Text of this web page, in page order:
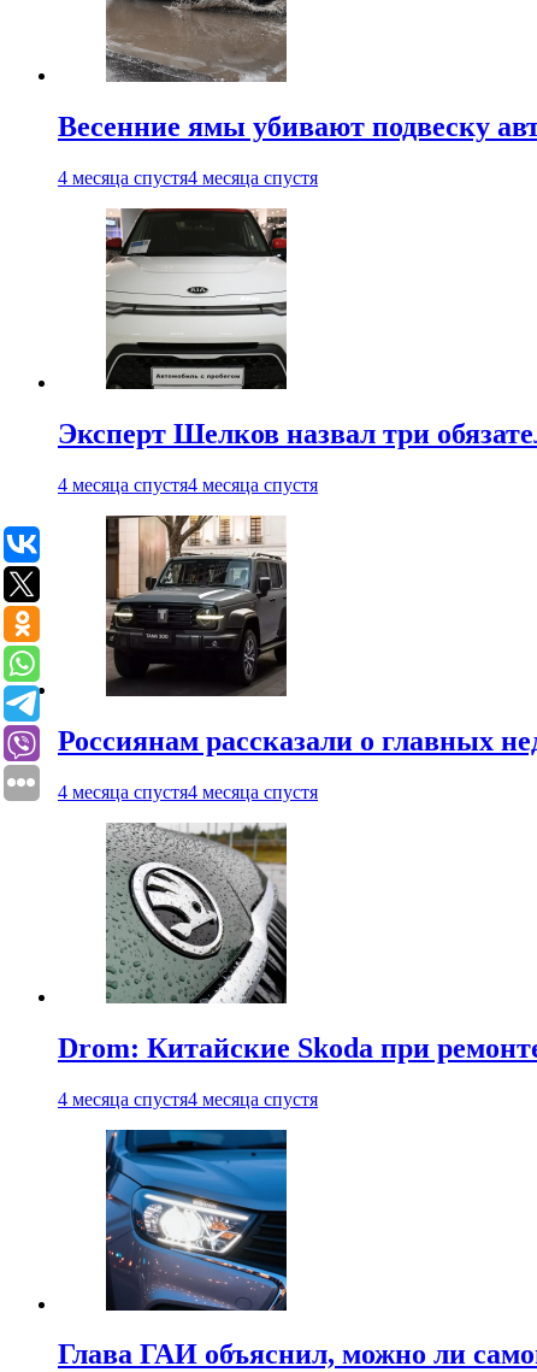
Весенние ямы убивают подвеску
4 месяца спустя4 месяца спустя
Эксперт Шелков назвал три
4 месяца спустя4 месяца спустя
Россиянам рассказали о главных
4 месяца спустя4 месяца спустя
Drom: Китайские Skoda при
4 месяца спустя4 месяца спустя
Глава ГАИ объяснил, можно ли